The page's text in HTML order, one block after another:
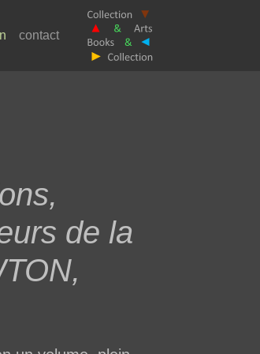
contact
de la